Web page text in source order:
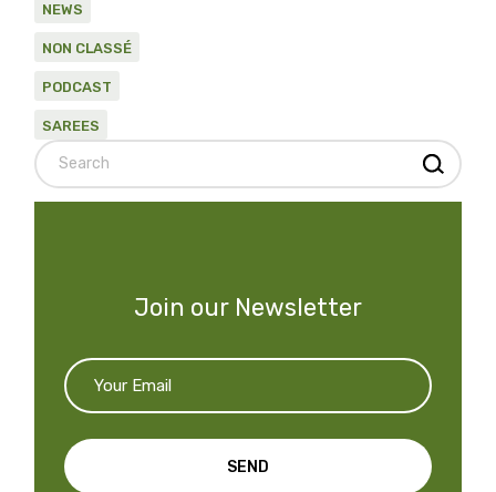
NEWS
NON CLASSÉ
PODCAST
SAREES
Search
Join our Newsletter
SEND